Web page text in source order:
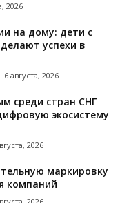
2026
на дому: дети с
успехи в
6 августа, 2026
среди стран СНГ
экосистему
2026
маркировку
компаний